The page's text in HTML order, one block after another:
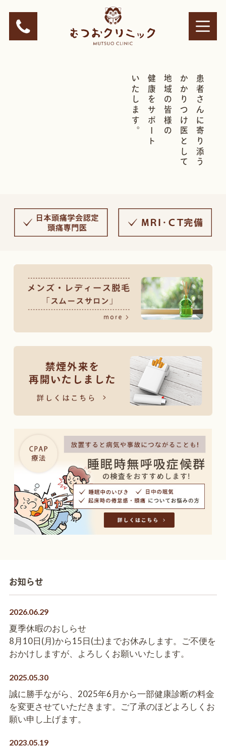
患者さんに寄り添う
かかりつけ医として
地域の皆様の
健康をサポート
いたします。
お知らせ
2026.06.29
夏季休暇のおしらせ
8月10日(月)から15日(土)までお休みします。ご不便を
おかけしますが、よろしくお願いいたします。
2025.05.30
誠に勝手ながら、2025年6月から一部健康診断の料金
を変更させていただきます。ご了承のほどよろしくお
願い申し上げます。
2023.05.19